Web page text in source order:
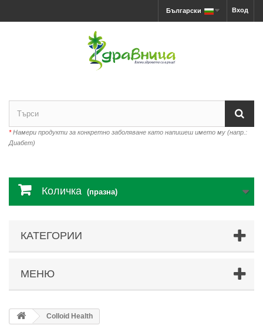
Вход
Български
*Намери продукти за конкретно заболяване като напишеш името му (напр.:
Диабет)
Количка (празна)
КАТЕГОРИИ
МЕНЮ
Colloid Health